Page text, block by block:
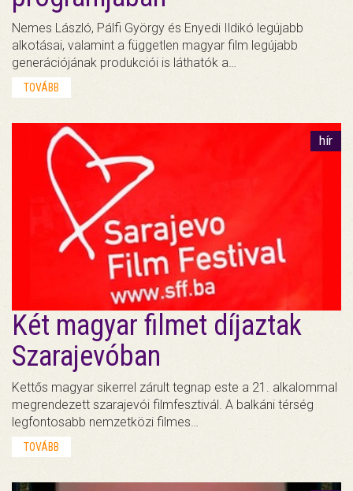
Nemes László, Pálfi György és Enyedi Ildikó legújabb
alkotásai, valamint a független magyar film legújabb
generációjának produkciói is láthatók a…
TOVÁBB
hír
Két magyar filmet díjaztak
Szarajevóban
Kettős magyar sikerrel zárult tegnap este a 21. alkalommal
megrendezett szarajevói filmfesztivál. A balkáni térség
legfontosabb nemzetközi filmes…
TOVÁBB